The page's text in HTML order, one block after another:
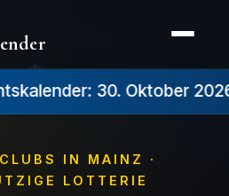
& Losnummern Spender
30. Oktober
IN MAINZ ·
LOTTERIE
❄